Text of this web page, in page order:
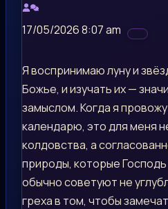
17/05/2026 8:07 am
Я воспринимаю луну и
Божье, и изучать их —
замыслом. Когда я
календарю, это для меня
колдовства, а
природы, которые
обычно советуют не
греха в том, чтобы